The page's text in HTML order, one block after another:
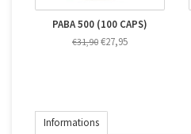
PABA 500 (100 CAPS)
€31,90 €27,95
Informations